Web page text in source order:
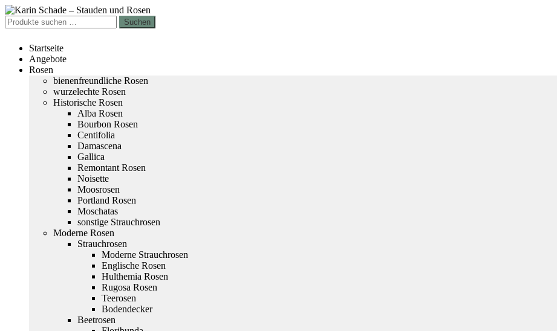
Zur
Navigation
springen
Zum
Inhalt
springen
Suchen
nach:
Suchen
Startseite
Angebote
Rosen
bienenfreundliche Rosen
wurzelechte Rosen
Historische Rosen
Alba Rosen
Bourbon Rosen
Centifolia
Damascena
Gallica
Remontant Rosen
Noisette
Moosrosen
Portland Rosen
Moschatas
sonstige Strauchrosen
Moderne Rosen
Strauchrosen
Moderne Strauchrosen
Englische Rosen
Hulthemia Rosen
Rugosa Rosen
Teerosen
Bodendecker
Beetrosen